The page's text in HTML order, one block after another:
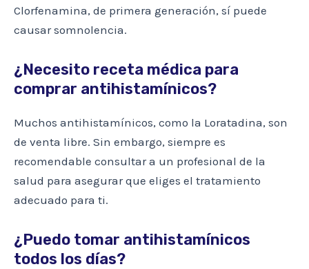
Clorfenamina, de primera generación, sí puede
causar somnolencia.
¿Necesito receta médica para
comprar antihistamínicos?
Muchos antihistamínicos, como la Loratadina, son
de venta libre. Sin embargo, siempre es
recomendable consultar a un profesional de la
salud para asegurar que eliges el tratamiento
adecuado para ti.
¿Puedo tomar antihistamínicos
todos los días?